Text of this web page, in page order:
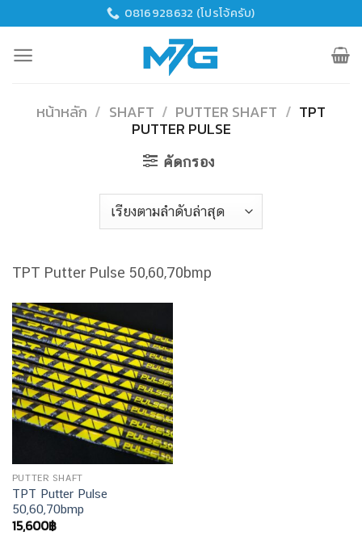
content
0816928632 (โปรโจ้ครับ)
หน้าหลัก / SHAFT / PUTTER SHAFT / TPT
PUTTER PULSE
คัดกรอง
TPT Putter Pulse 50,60,70bmp
PUTTER SHAFT
TPT Putter Pulse
50,60,70bmp
15,600฿